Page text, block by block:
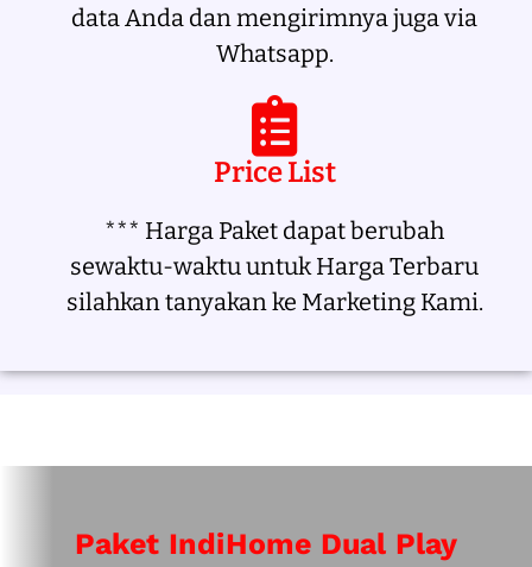
data Anda dan mengirimnya juga via
Whatsapp.
Price List
*** Harga Paket dapat berubah
sewaktu-waktu untuk Harga Terbaru
silahkan tanyakan ke Marketing Kami.
Paket IndiHome Dual Play